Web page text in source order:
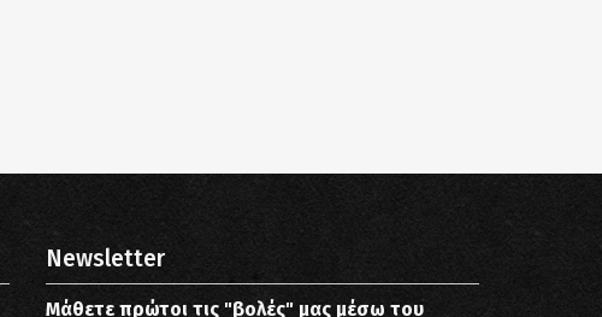
Newsletter
Μάθετε πρώτοι τις "βολές" μας μέσω του